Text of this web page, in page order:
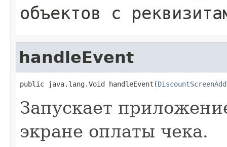
объектов с
handleEvent
public java.lang.Void handleEvent(
Запускает
экране оплаты чека.